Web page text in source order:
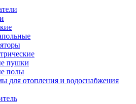
пушки
полы
для отопления и водоснабжения